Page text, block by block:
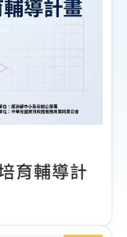
育輔導計